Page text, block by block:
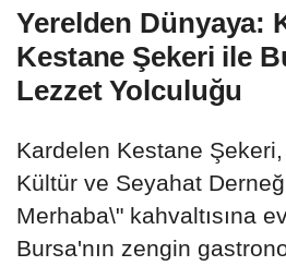
Yerelden Dünyaya:
Kestane Şekeri ile
Lezzet Yolculuğu
Kardelen Kestane
Kültür ve Seyahat
Merhaba\" kahvaltısına
Bursa'nın zengin